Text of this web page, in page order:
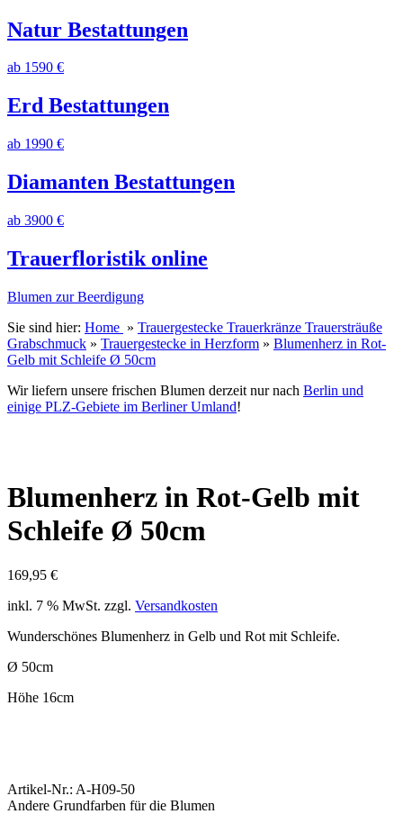
Natur Bestattungen
ab 1590 €
Erd Bestattungen
ab 1990 €
Diamanten Bestattungen
ab 3900 €
Trauerfloristik online
Blumen zur Beerdigung
Sie sind hier: Home » Trauergestecke Trauerkränze Trauersträuße
Grabschmuck » Trauergestecke in Herzform » Blumenherz in Rot-
Gelb mit Schleife Ø 50cm
Wir liefern unsere frischen Blumen derzeit nur nach Berlin und
einige PLZ-Gebiete im Berliner Umland!
Blumenherz in Rot-Gelb mit
Schleife Ø 50cm
169,95 €
inkl. 7 % MwSt. zzgl. Versandkosten
Wunderschönes Blumenherz in Gelb und Rot mit Schleife.
Ø 50cm
Höhe 16cm
Artikel-Nr.: A-H09-50
Andere Grundfarben für die Blumen